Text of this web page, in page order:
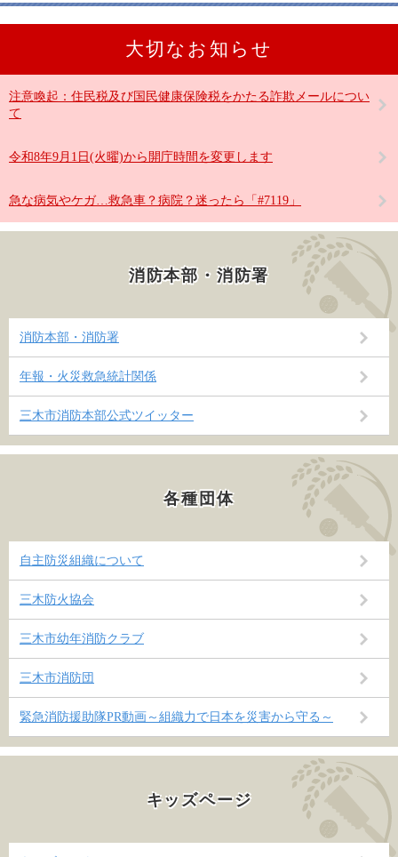
大切なお知らせ
注意喚起：住民税及び国民健康保険税をかたる詐欺メールについ
て
令和8年9月1日(火曜)から開庁時間を変更します
急な病気やケガ…救急車？病院？迷ったら「#7119」
消防本部・消防署
消防本部・消防署
年報・火災救急統計関係
三木市消防本部公式ツイッター
各種団体
自主防災組織について
三木防火協会
三木市幼年消防クラブ
三木市消防団
緊急消防援助隊PR動画～組織力で日本を災害から守る～
キッズページ